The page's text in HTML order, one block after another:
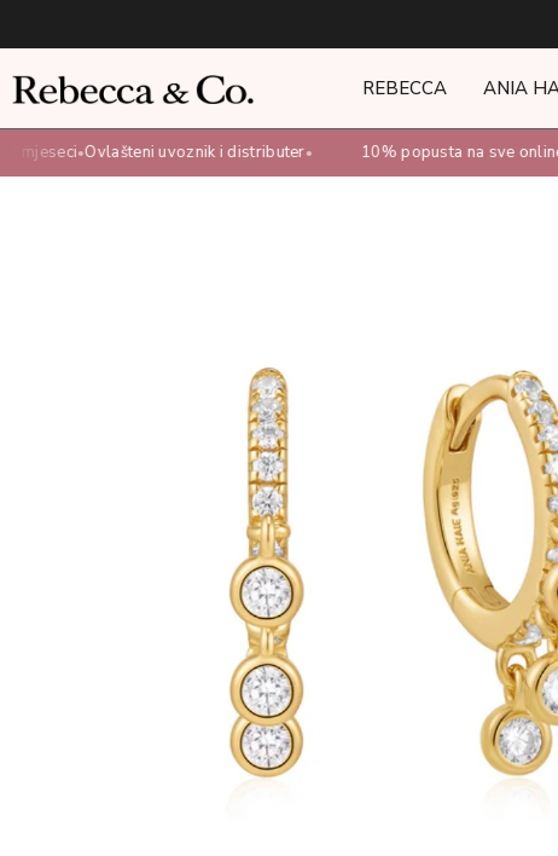
REBECCA ANIA
mjeseci•Ovlašteni uvoznik i distributer• 10% popusta na sve online